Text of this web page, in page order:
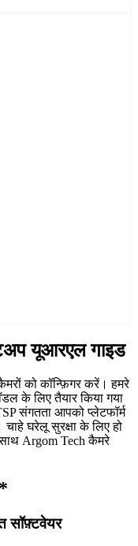
यूआरएल गाइड
को कॉन्फ़िगर करें। हमरे
के लिए तैयार किया गया
संगतता आपको प्लेटफॉर्म
घरेलू सुरक्षा के लिए हो
Argom Tech कैमरे
सॉफ़्टवेयर